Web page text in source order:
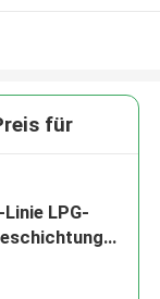
für
LPG-